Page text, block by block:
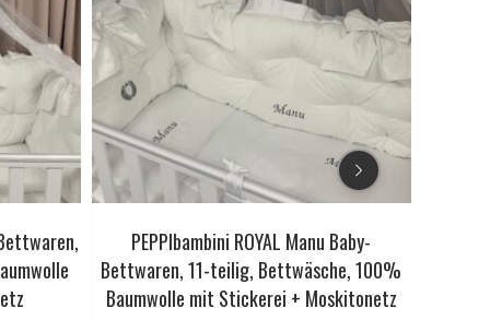
PEPPIbambini ROYAL Manu Baby-
Bettwaren, 11-teilig, Bettwäsche, 100%
Baumwolle mit Stickerei + Moskitonetz